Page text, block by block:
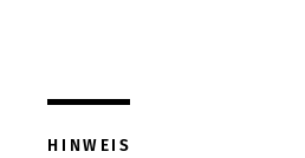
HINWEIS